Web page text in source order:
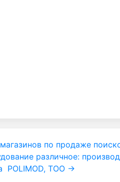
по продаже
различное:
POLIMOD, ТОО →